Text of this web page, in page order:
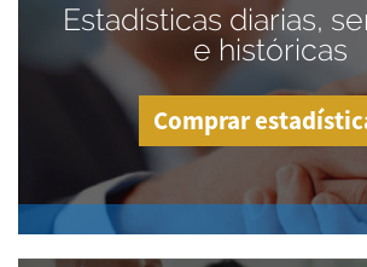
Estadísticas diarias,
e históricas
Comprar